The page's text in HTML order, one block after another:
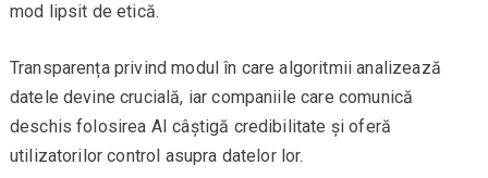
mod lipsit de etică.
Transparența privind modul în care algoritmii analizează
datele devine crucială, iar companiile care comunică
deschis folosirea AI câștigă credibilitate și oferă
utilizatorilor control asupra datelor lor.